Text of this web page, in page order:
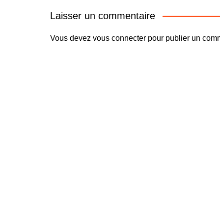
Laisser un commentaire
Vous devez vous connecter pour publier un